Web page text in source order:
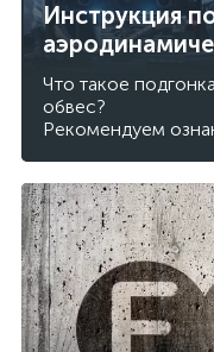
Инструкция
Что такое
обвес?
Рекомендуем